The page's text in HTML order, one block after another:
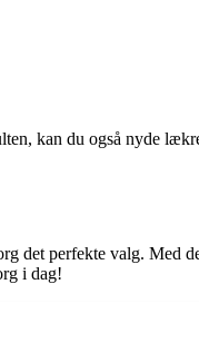
kan du også nyde
det perfekte valg. Med
i dag!